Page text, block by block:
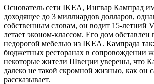
Основатель сети IKEA, Ингвар Кампрад
доходящее до 3 миллиардов долларов,
собственным словам, он водит 15-летний
летает эконом-классом. Его дом обставлен
недорогой мебелью из IKEA. Кампрада
бюджетных ресторанах в сопровождении
некоторые жители Швеции уверены, что
далеко не такой скромной жизнью, как он
рассказывает.